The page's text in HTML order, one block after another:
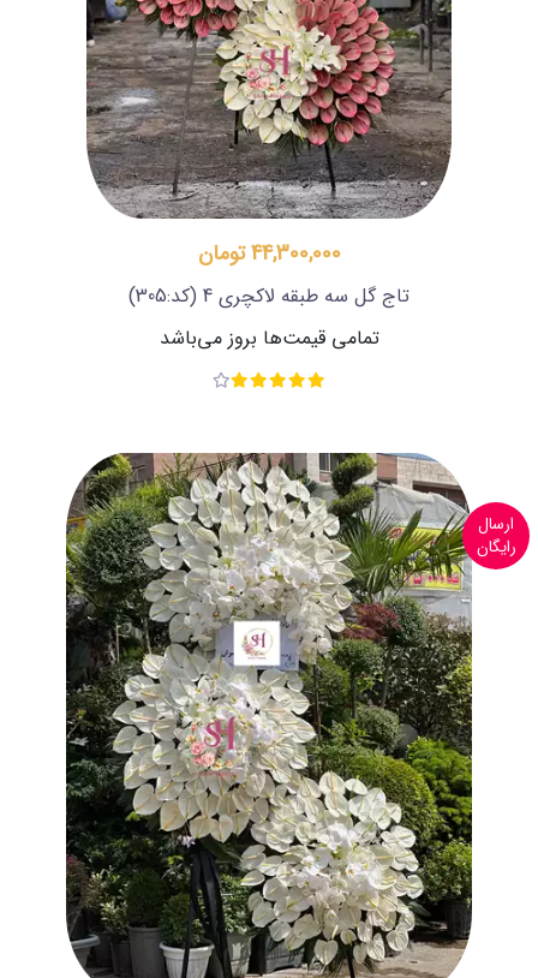
44,300,000 تومان
تاج گل سه طبقه لاکچری 4
(کد:305)
تمامی قیمت‌ها بروز می‌باشد
ارسال
رایگان